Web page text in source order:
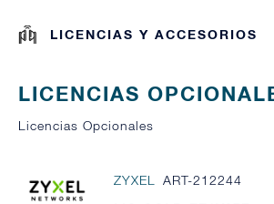
LICENCIAS Y ACCESORIOS
LICENCIAS
Licencias Opcionales
ZYXEL
ART-212244